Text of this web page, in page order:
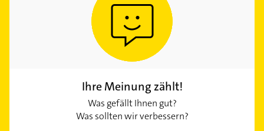
Ihre Meinung zählt!
Was gefällt Ihnen gut?
Was sollten wir verbessern?